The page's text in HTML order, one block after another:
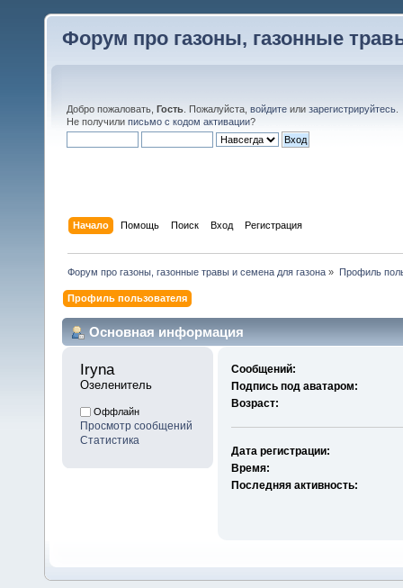
Форум про газоны, газонные
Добро пожаловать, Гость . Пожалуйста, войдите или зарегистрируйтесь
Не получили письмо с кодом активации?
Начало Помощь Поиск Вход Регистрация
Форум про газоны, газонные травы и семена для газона » Профиль
Профиль пользователя
Основная информация
Iryna
Озеленитель
Оффлайн
Просмотр сообщений
Статистика
Сообщений:
Подпись под аватаром:
Возраст:
Дата регистрации:
Время:
Последняя активность: